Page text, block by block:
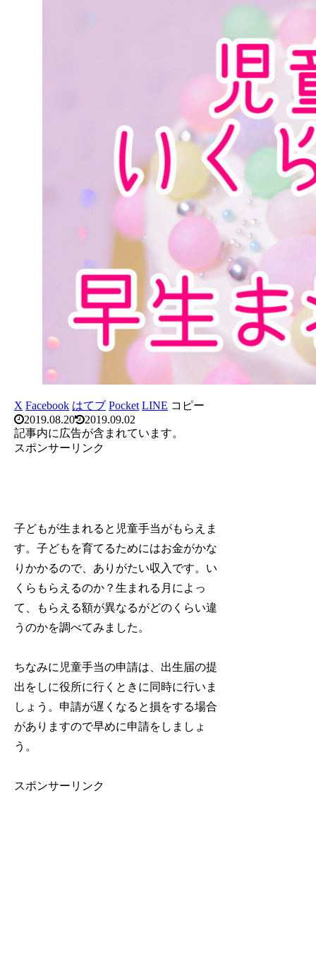
X Facebook はてブ Pocket LINE コピー
2019.08.20
2019.09.02
記事内に広告が含まれています。
スポンサーリンク
子どもが生まれると児童手当がもらえま
す。子どもを育てるためにはお金がかな
りかかるので、ありがたい収入です。い
くらもらえるのか？生まれる月によっ
て、もらえる額が異なるがどのくらい違
うのかを調べてみました。
ちなみに児童手当の申請は、出生届の提
出をしに役所に行くときに同時に行いま
しょう。申請が遅くなると損をする場合
がありますので早めに申請をしましょ
う。
スポンサーリンク